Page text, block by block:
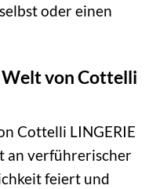
oder einen
Welt von Cottelli
Cottelli LINGERIE
an verführerischer
feiert und